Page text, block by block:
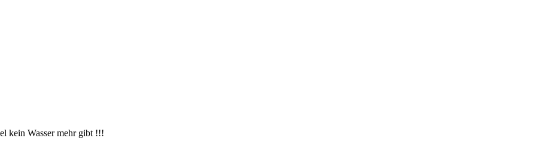
kein Wasser mehr gibt !!!